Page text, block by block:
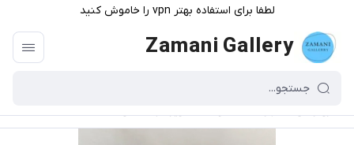
لطفا برای استفاده بهتر vpn را خاموش کنید
Zamani Gallery